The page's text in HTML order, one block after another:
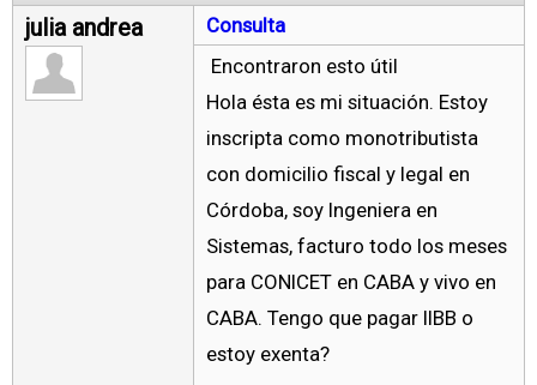
julia andrea
Consulta
Encontraron esto útil
Hola ésta es mi situación. Estoy
inscripta como monotributista
con domicilio fiscal y legal en
Córdoba, soy Ingeniera en
Sistemas, facturo todo los meses
para CONICET en CABA y vivo en
CABA. Tengo que pagar IIBB o
estoy exenta?